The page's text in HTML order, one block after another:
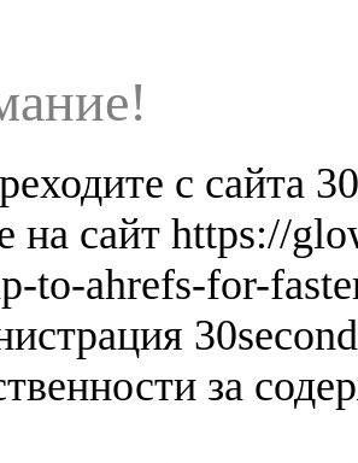
с сайта
на сайт https://
to-ahrefs-for-
за